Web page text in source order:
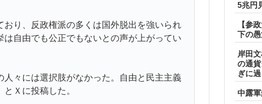
り、反政権派の多くは国外脱出を強いられ
自由でも公正でもないとの声が上がってい
々には選択肢がなかった。自由と民主主義
Ｘに投稿した。
5兆円
【参
下の
岸田
の通
ぎに
中露